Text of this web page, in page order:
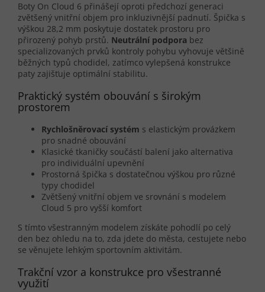
Boty On Cloud 6 přinášejí oproti předchozí generaci
zvětšený vnitřní objem pro inkluzivnější padnutí. Špička s
výškou 28,2 mm poskytuje dostatek prostoru pro
přirozený pohyb prstů. Neutrální podpora bez
specializovaných prvků kontroly pohybu vyhovuje většině
běžných typů chodidel, zatímco vylepšená konstrukce
paty zajišťuje optimální stabilitu.
Praktický systém obouvání s širokým
prostorem
Rychlošněrovací systém s elastickým provázkem
pro snadné obouvání
Klasické tkaničky součástí balení jako alternativa
pro individuální upevnění
Prostorná špička s dostatečnou výškou pro různé
typy chodidel
Zvětšený vnitřní objem ve srovnání s modelem
Cloud 5 pro vyšší komfort
S tímto všestranným modelem získáte pohodlí po celý
den bez ohledu na to, zda jdete do města, cestujete nebo
se věnujete lehkým sportovním aktivitám.
Trakční vzor a konstrukce pro všestranné
využití